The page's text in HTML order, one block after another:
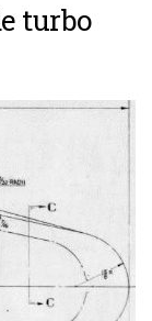
turbo